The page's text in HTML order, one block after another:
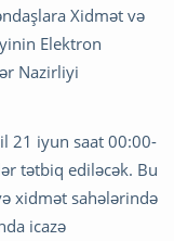
Xidmət və
Elektron
Nazirliyi
21 iyun saat 00:00-
tətbiq ediləcək. Bu
xidmət sahələrində
icazə